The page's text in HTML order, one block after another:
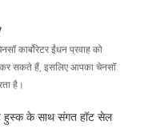
कार्बोरेटर ईंधन प्रवाह को
सकते हैं, इसलिए आपका चेनसॉ
है।